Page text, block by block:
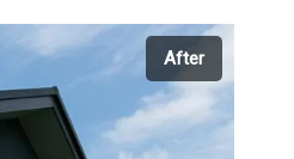
After